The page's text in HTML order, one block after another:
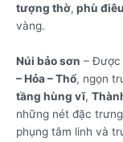
tượng thờ, phù điêu
vàng.
Núi bảo sơn – Được
– Hỏa – Thổ, ngọn
tầng hùng vĩ,
những nét đặc
phụng tâm linh và